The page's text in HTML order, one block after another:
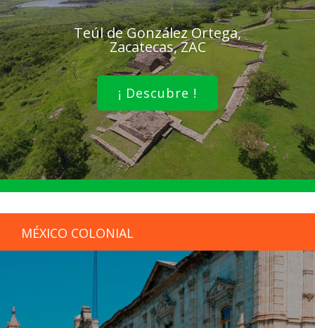
Teúl de González Ortega,
Zacatecas, ZAC
¡ Descubre !
MÉXICO COLONIAL